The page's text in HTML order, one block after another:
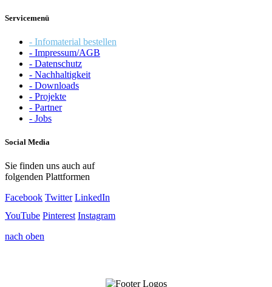
Servicemenü
- Infomaterial bestellen
- Impressum/AGB
- Datenschutz
- Nachhaltigkeit
- Downloads
- Projekte
- Partner
- Jobs
Social Media
Sie finden uns auch auf
folgenden Plattformen
Facebook Twitter LinkedIn
YouTube Pinterest Instagram
nach oben